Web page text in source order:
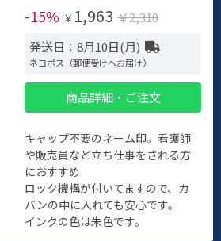
-15% ￥ 1,963 ￥2,310
発送日：8月10日(月)
ネコポス（郵便受けへお届け）
商品詳細・ご注文
キャップ不要のネーム印。看護師
や販売員など立ち仕事をされる方
におすすめ
ロック機構が付いてますので、カ
バンの中に入れても安心です。
インクの色は朱色です。